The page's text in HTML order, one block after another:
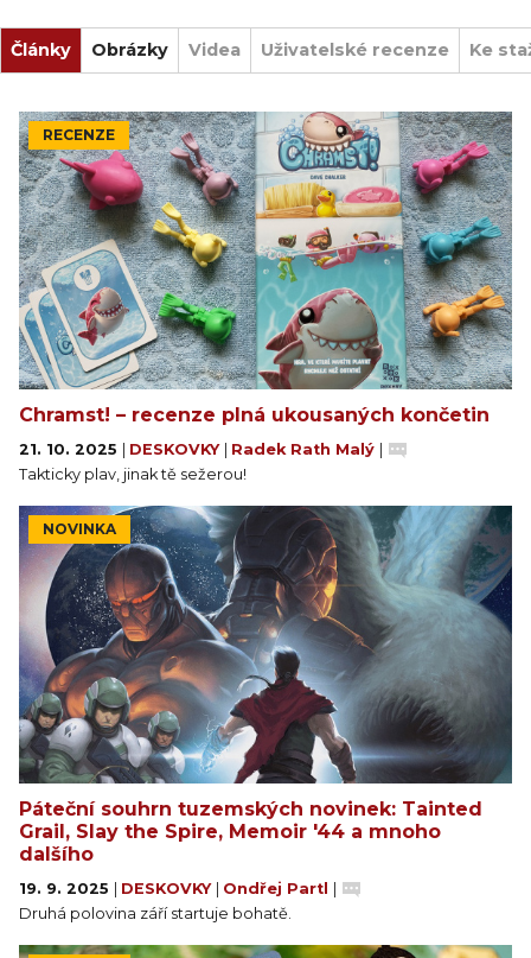
Články Obrázky Videa Uživatelské recenze Ke
RECENZE
Chramst! – recenze plná ukousaných končetin
21. 10. 2025 DESKOVKY Radek Rath Malý
Takticky plav, jinak tě sežerou!
NOVINKA
Páteční souhrn tuzemských novinek: Tainted
Grail, Slay the Spire, Memoir '44 a mnoho
dalšího
19. 9. 2025 DESKOVKY Ondřej Partl
Druhá polovina září startuje bohatě.